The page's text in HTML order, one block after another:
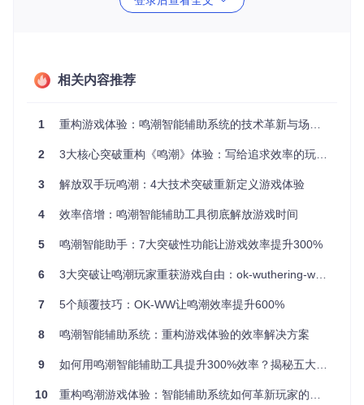
示，玩家在声骸管理中错误选择率高达38%，主要源于疲劳导
多账号玩家普遍面临资源分配难题，手动操作时难以实现账号
3分钟）和配置记忆偏差导致的策略执行不一致。
1.4 新增场景：策略执行时机延误
战斗中技能释放存在1-2秒的人工反应延迟，在高难度副本中
直接导致输出损失约15%。尤其在复杂战斗场景下，玩家需同
超出人体注意力极限。
核心价值：通过识别四大核心痛点，确立智能辅助系统的精准
二、技术方案：非侵入式交互的创新架构
2.1 解决视觉识别稳定性问题：深度学习模型优化
别率仅65%。
t.py实现），针对游戏界面特征优化训练数据集，包含2000
相关内容推荐
1 重构游戏体验：鸣潮智能辅助系统的技术革新与场景落地
2 3大核心突破重构《鸣潮》体验：写给追求效率的玩家群体的鸣潮辅助工具
3 解放双手玩鸣潮：4大技术突破重新定义游戏体验
4 效率倍增：鸣潮智能辅助工具彻底解放游戏时间
5 鸣潮智能助手：7大突破性功能让游戏效率提升300%
6 3大突破让鸣潮玩家重获游戏自由：ok-wuthering-waves智能辅助系统全解析
7 5个颠覆技巧：OK-WW让鸣潮效率提升600%
8 鸣潮智能辅助系统：重构游戏体验的效率解决方案
9 如何用鸣潮智能辅助工具提升300%效率？揭秘五大自动化模块
10 重构鸣潮游戏体验：智能辅助系统如何革新玩家的时间管理